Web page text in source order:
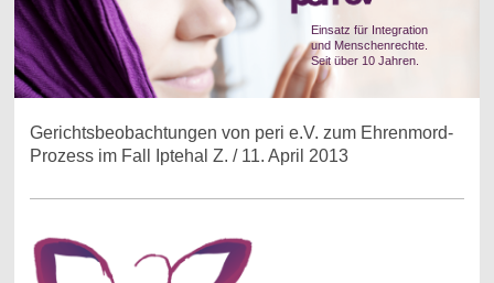
Einsatz für Integration
und Menschenrechte.
Seit über 10 Jahren.
Gerichtsbeobachtungen von peri e.V. zum Ehrenmord-
Prozess im Fall Iptehal Z. / 11. April 2013